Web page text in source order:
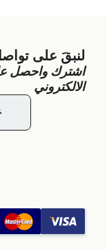
لنبقَ على
اشترك واحصل
الالكتروني